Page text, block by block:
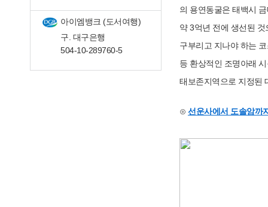
아이엠뱅크 (도서여행)
구. 대구은행
504-10-289760-5
의 용연동굴은 태백시
약 3억년 전에 생선된
구부리고 지나야 하는
등 환상적인 조명아래
태보존지역으로 지정된
⊙ 선운사에서 도솔암까